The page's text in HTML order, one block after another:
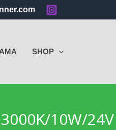
SHOP
10W/24V